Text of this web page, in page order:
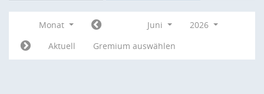
Monat Juni
2026
Aktuell
Gremium auswählen